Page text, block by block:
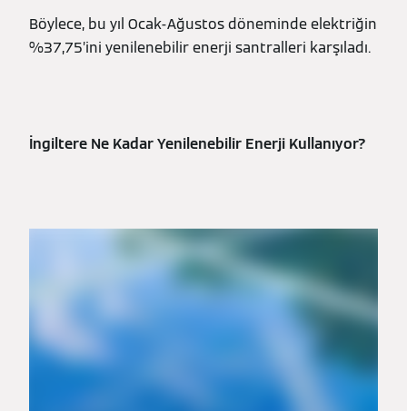
Böylece, bu yıl Ocak-Ağustos döneminde elektriğin
%37,75’ini yenilenebilir enerji santralleri karşıladı.
İngiltere Ne Kadar Yenilenebilir Enerji Kullanıyor?